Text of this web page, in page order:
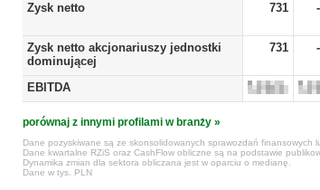
Zysk netto 731
Zysk netto akcjonariuszy jednostki
dominującej
731
EBITDA
porównaj z innymi profilami w branży »
Dane pozyskiwane są ze skonsolidowanych sprawozdań finansowych
Dane kwartalne RZiS oraz CashFlow obliczne są na podstawie
Dynamika zmian dla sektora obliczana jest w oparciu o medianę.
Dane w tys. PLN